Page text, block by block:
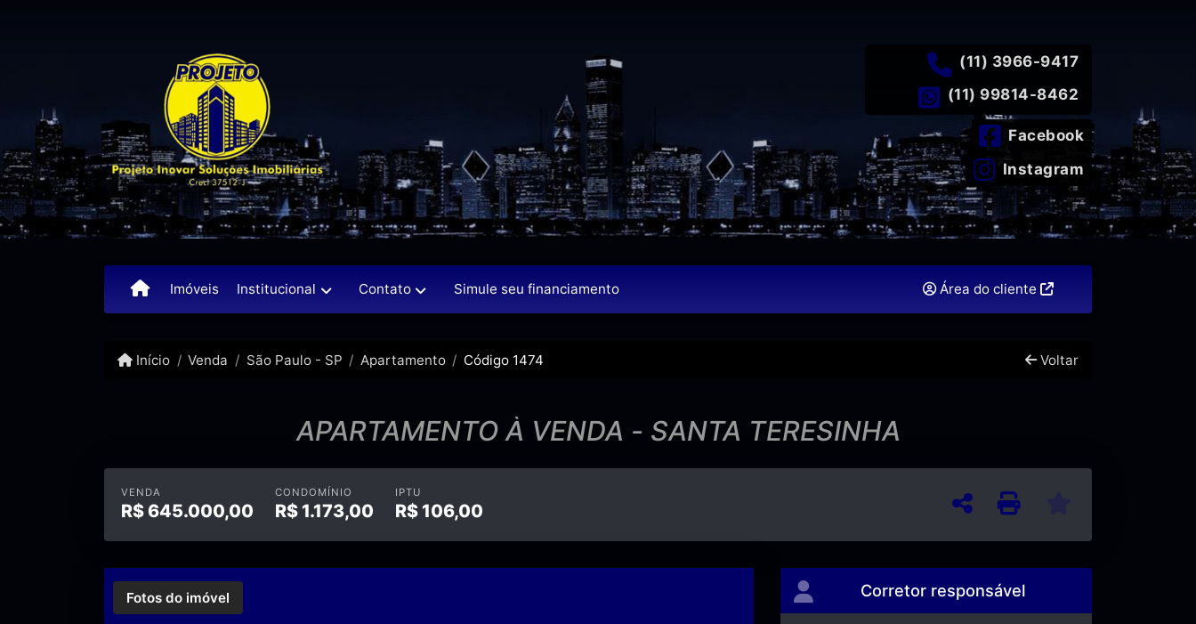
(11) 3966-9417
(11) 99814-8462
Facebook
Instagram
Imóveis Institucional Contato Simule seu financiamento Área do cliente
Início Venda São Paulo - SP Apartamento Código 1474 Voltar
APARTAMENTO À VENDA - SANTA TERESINHA
VENDA
R$645.000,00
CONDOMÍNIO
R$ 1.173,00
IPTU
R$ 106,00
Fotos do imóvel Corretor responsável